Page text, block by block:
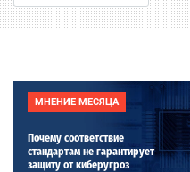
МНЕНИЕ МЕСЯЦА
Почему соответствие
стандартам не гарантирует
защиту от киберугроз